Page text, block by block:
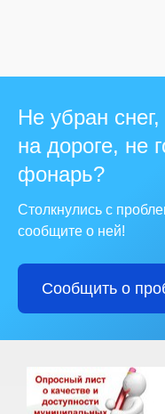
Не убран
на дороге, не
фонарь?
Столкнулись с
сообщите о ней!
Сообщить о